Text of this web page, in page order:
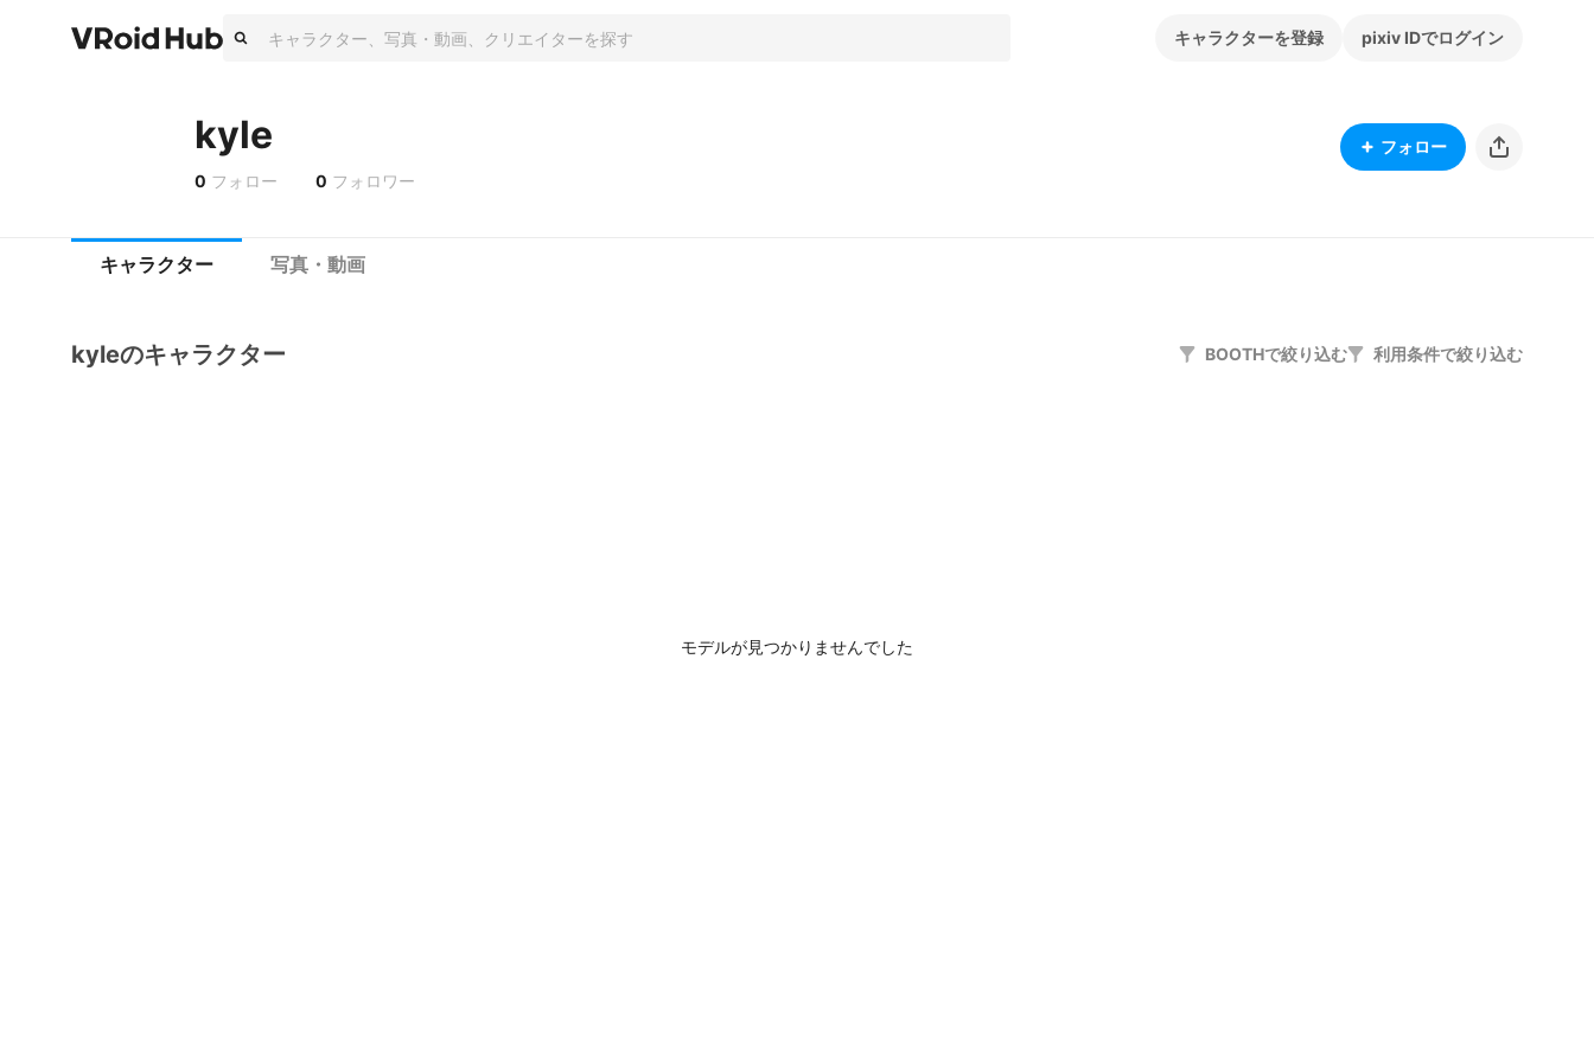
キャラクターを登録 pixiv IDでログイン
kyle
0 フォロー 0 フォロワー
フォロー
キャラクター 写真・動画
kyleのキャラクター BOOTHで絞り込む 利用条件で絞り込む
モデルが見つかりませんでした